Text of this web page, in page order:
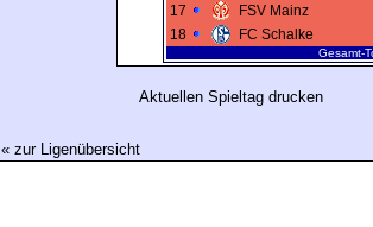
17
FSV Mainz
18
FC Schalke
Aktuellen Spieltag drucken
« zur Ligenübersicht